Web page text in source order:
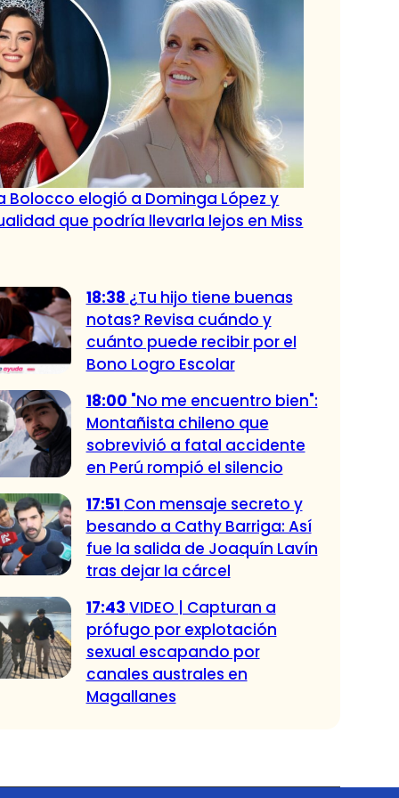
Bolocco elogió a Dominga López y
que podría llevarla lejos en Miss
18:38 ¿Tu hijo tiene buenas
notas? Revisa cuándo y
cuánto puede recibir por el
Bono Logro Escolar
18:00 "No me encuentro bien":
Montañista chileno que
sobrevivió a fatal accidente
en Perú rompió el silencio
17:51 Con mensaje secreto y
besando a Cathy Barriga: Así
fue la salida de Joaquín Lavín
tras dejar la cárcel
17:43 VIDEO | Capturan a
prófugo por explotación
sexual escapando por
canales australes en
Magallanes